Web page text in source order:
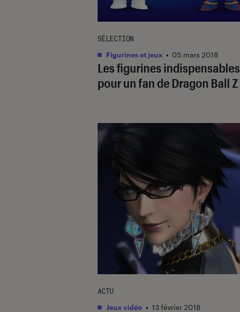
Les figurines indispensables
pour un fan de Dragon Ball Z
SÉLECTION
Figurines et jeux • 05 mars 2018
ACTU
Jeux vidéo • 13 février 2018